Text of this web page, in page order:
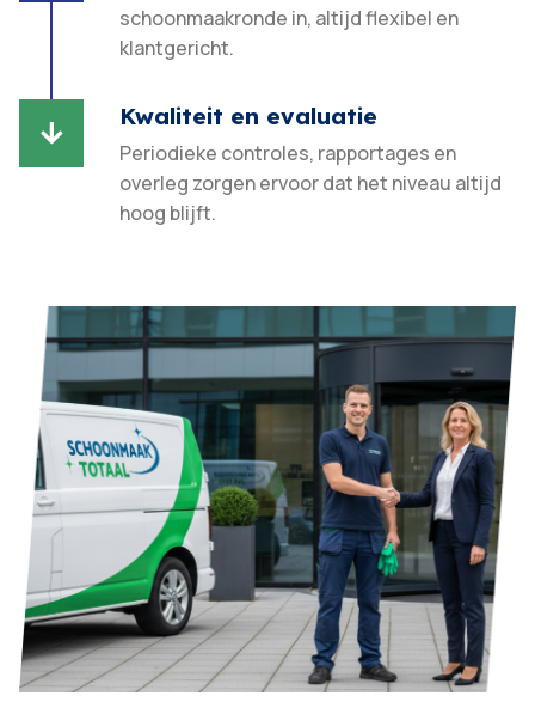
schoonmaakronde in, altijd flexibel en
klantgericht.​

Kwaliteit en evaluatie
Periodieke controles, rapportages en
overleg zorgen ervoor dat het niveau altijd
hoog blijft.​